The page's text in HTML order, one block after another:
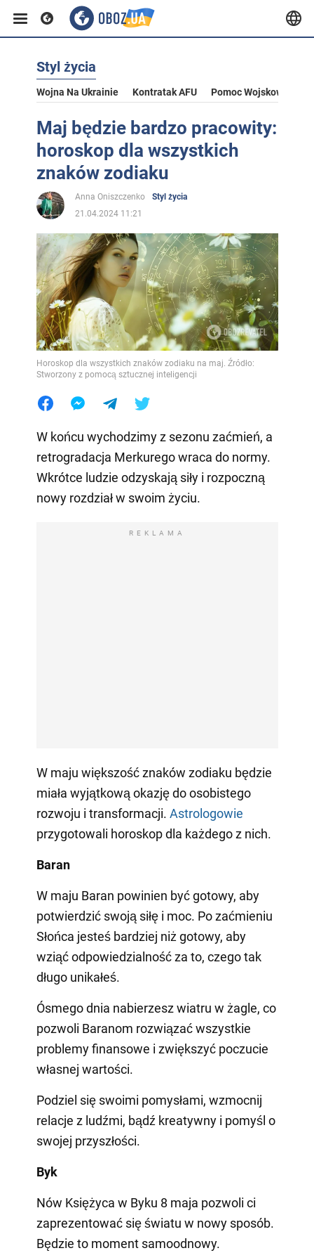
Styl życia
Wojna Na Ukrainie Kontratak AFU Pomoc Wojskowa Dla
Maj będzie bardzo pracowity:
horoskop dla wszystkich
znaków zodiaku
Anna Oniszczenko
Styl życia
21.04.2024 11:21
Horoskop dla wszystkich znaków zodiaku na maj. Źródło:
Stworzony z pomocą sztucznej inteligencji
W końcu wychodzimy z sezonu zaćmień, a
retrogradacja Merkurego wraca do normy.
Wkrótce ludzie odzyskają siły i rozpoczną
nowy rozdział w swoim życiu.
REKLAMA
W maju większość znaków zodiaku będzie
miała wyjątkową okazję do osobistego
rozwoju i transformacji. Astrologowie
przygotowali horoskop dla każdego z nich.
Baran
W maju Baran powinien być gotowy, aby
potwierdzić swoją siłę i moc. Po zaćmieniu
Słońca jesteś bardziej niż gotowy, aby
wziąć odpowiedzialność za to, czego tak
długo unikałeś.
Ósmego dnia nabierzesz wiatru w żagle, co
pozwoli Baranom rozwiązać wszystkie
problemy finansowe i zwiększyć poczucie
własnej wartości.
Podziel się swoimi pomysłami, wzmocnij
relacje z ludźmi, bądź kreatywny i pomyśl o
swojej przyszłości.
Byk
Nów Księżyca w Byku 8 maja pozwoli ci
zaprezentować się światu w nowy sposób.
Będzie to moment samoodnowy.